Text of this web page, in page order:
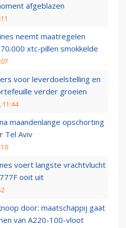
afgeblazen
neemt maatregelen
xtc-pillen smokkelde
voor leverdoelstelling en
verder groeien
11:44
maandenlange opschorting
Tel Aviv
voert langste vrachtvlucht
ooit uit
door: maatschappij gaat
van A220-100-vloot